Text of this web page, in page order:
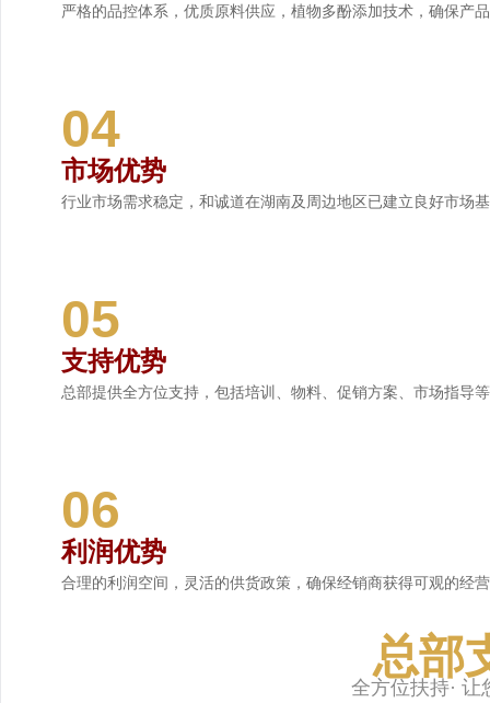
严格的品控体系，优质原料供应，植物多酚添加技术，确保产
04
市场优势
行业市场需求稳定，和诚道在湖南及周边地区已建立良好市场
05
支持优势
总部提供全方位支持，包括培训、物料、促销方案、市场指导
06
利润优势
合理的利润空间，灵活的供货政策，确保经销商获得可观的经
总部
全方位扶持· 让